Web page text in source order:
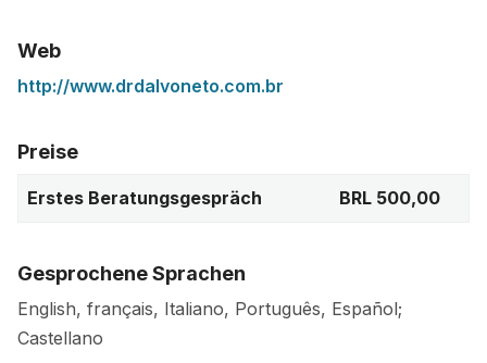
Web
http://www.drdalvoneto.com.br
Preise
Erstes Beratungsgespräch BRL 500,00
Gesprochene Sprachen
English, français, Italiano, Português, Español;
Castellano